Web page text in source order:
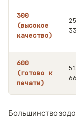
300
(высокое
качество)
600
(готово к
печати)
Большинство